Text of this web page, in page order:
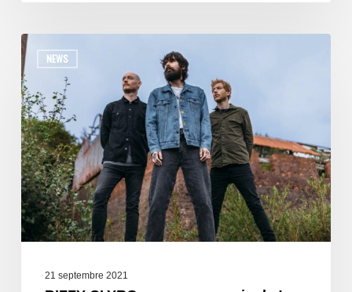
NEWS
21 septembre 2021